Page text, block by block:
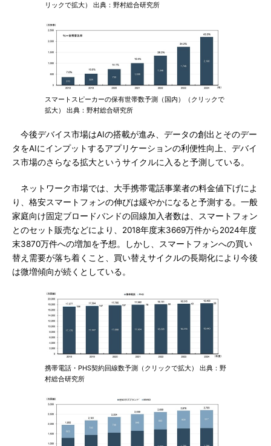
リックで拡大） 出典：野村総合研究所
スマートスピーカーの保有世帯数予測（国内）（クリックで
拡大） 出典：野村総合研究所
今後デバイス市場はAIの搭載が進み、データの創出とそのデー
タをAIにインプットするアプリケーションの利便性向上、デバイ
ス市場のさらなる拡大というサイクルに入ると予測している。
ネットワーク市場では、大手携帯電話事業者の料金値下げによ
り、格安スマートフォンの伸びは緩やかになると予測する。一般
家庭向け固定ブロードバンドの回線加入者数は、スマートフォン
とのセット販売などにより、2018年度末3669万件から2024年度
末3870万件への増加を予想。しかし、スマートフォンへの買い
替え需要が落ち着くこと、買い替えサイクルの長期化により今後
は微増傾向が続くとしている。
携帯電話・PHS契約回線数予測（クリックで拡大） 出典：野
村総合研究所